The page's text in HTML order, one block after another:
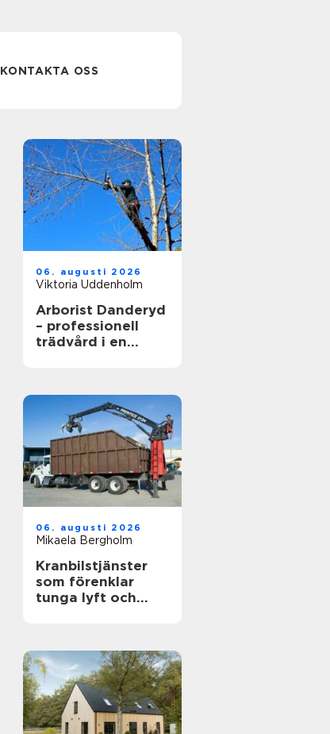
KONTAKTA OSS
06. augusti 2026
Viktoria Uddenholm
Arborist Danderyd
– professionell
trädvård i en
06. augusti 2026
Mikaela Bergholm
Kranbilstjänster
som förenklar
tunga lyft och